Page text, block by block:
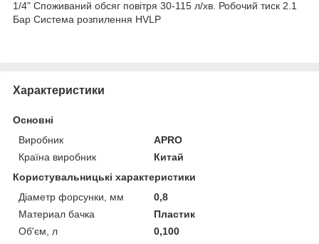
1/4" Споживаний обсяг повітря 30-115 л/хв. Робочий тиск 2.1
Бар Система розпилення HVLP
Характеристики
Основні
Виробник
APRO
Країна виробник
Китай
Користувальницькі характеристики
Діаметр форсунки, мм
0,8
Материал бачка
Пластик
Об'єм, л
0,100